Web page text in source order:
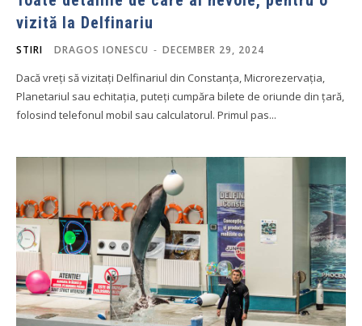
vizită la Delfinariu
STIRI DRAGOS IONESCU - DECEMBER 29, 2024
Dacă vreți să vizitați Delfinariul din Constanța, Microrezervația,
Planetariul sau echitația, puteți cumpăra bilete de oriunde din țară,
folosind telefonul mobil sau calculatorul. Primul pas...